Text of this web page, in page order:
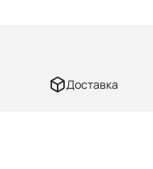
Доставка